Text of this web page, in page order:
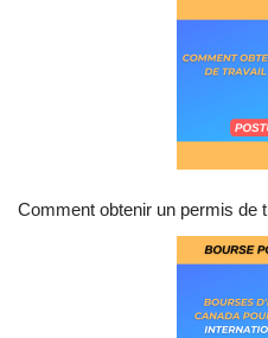
Comment obtenir un permis de